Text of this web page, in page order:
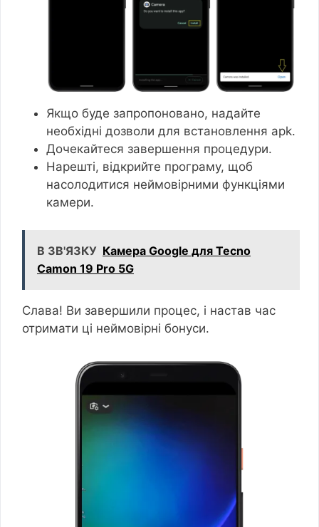
Якщо буде запропоновано, надайте
необхідні дозволи для встановлення apk.
Дочекайтеся завершення процедури.
Нарешті, відкрийте програму, щоб
насолодитися неймовірними функціями
камери.
В ЗВ'ЯЗКУ Камера Google для Tecno
Camon 19 Pro 5G
Слава! Ви завершили процес, і настав час
отримати ці неймовірні бонуси.